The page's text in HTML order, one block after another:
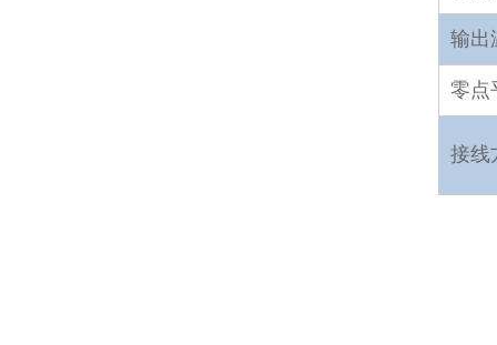
输出
零点
接线